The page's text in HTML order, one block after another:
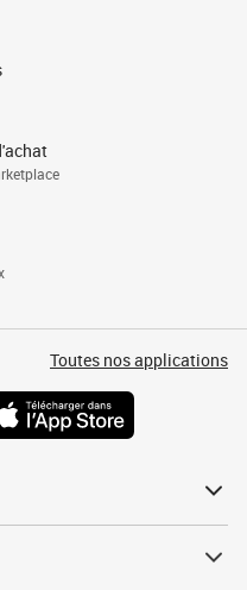
Toutes nos applications